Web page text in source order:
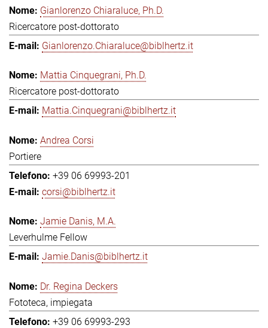
Gianlorenzo Chiaraluce, Ph.D.
Ricercatore post-dottorato
Gianlorenzo.Chiaraluce@biblhertz.it
Mattia Cinquegrani, Ph.D.
Ricercatore post-dottorato
Mattia.Cinquegrani@biblhertz.it
Andrea Corsi
Portiere
+39 06 69993-201
corsi@biblhertz.it
Jamie Danis, M.A.
Leverhulme Fellow
Jamie.Danis@biblhertz.it
Dr. Regina Deckers
Fototeca, impiegata
+39 06 69993-293